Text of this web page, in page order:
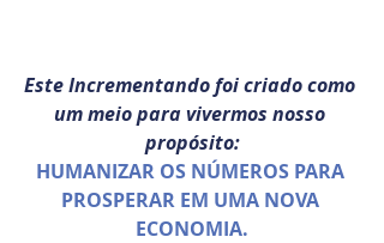
Este Incrementando foi criado como
um meio para vivermos nosso
propósito:
HUMANIZAR OS NÚMEROS PARA
PROSPERAR EM UMA NOVA
ECONOMIA.